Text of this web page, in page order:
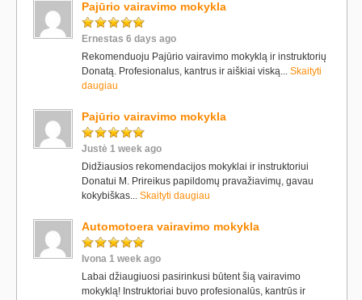
Pajūrio vairavimo mokykla
Ernestas 6 days ago
Rekomenduoju Pajūrio vairavimo mokyklą ir instruktorių
Donatą. Profesionalus, kantrus ir aiškiai viską... Skaityti
daugiau
Pajūrio vairavimo mokykla
Justė 1 week ago
Didžiausios rekomendacijos mokyklai ir instruktoriui
Donatui M. Prireikus papildomų pravažiavimų, gavau
kokybiškas... Skaityti daugiau
Automotoera vairavimo mokykla
Ivona 1 week ago
Labai džiaugiuosi pasirinkusi būtent šią vairavimo
mokyklą! Instruktoriai buvo profesionalūs, kantrūs ir